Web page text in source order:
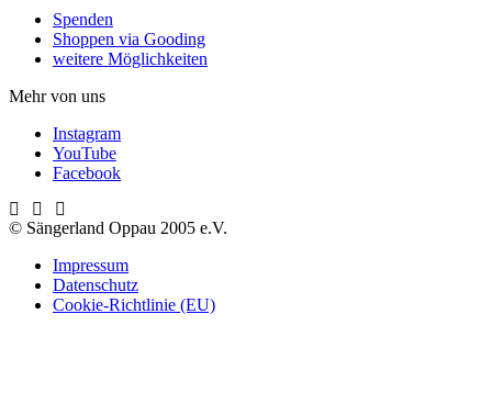
Spenden
Shoppen via Gooding
weitere Möglichkeiten
Mehr von uns
Instagram
YouTube
Facebook
© Sängerland Oppau 2005 e.V.
Impressum
Datenschutz
Cookie-Richtlinie (EU)